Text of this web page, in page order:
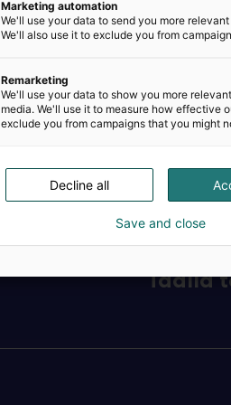
Täällä
Marketing automation
We'll use your data to send you more
We'll also use it to exclude you from
Remarketing
We'll use your data to show you more
media. We'll use it to measure how effective
exclude you from campaigns that you might
Decline all
Save and close